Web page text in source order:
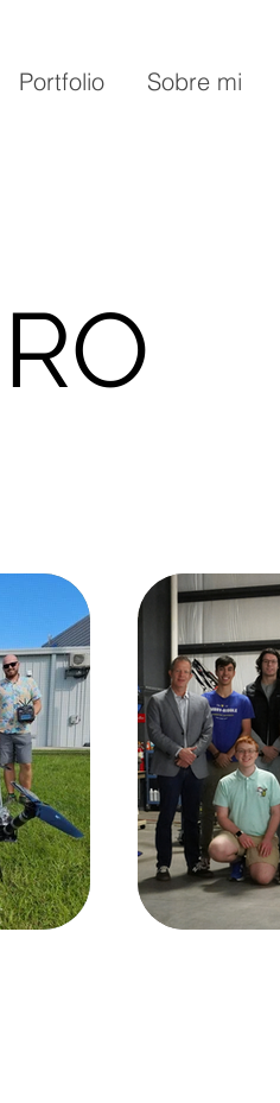
Portfolio Sobre mi